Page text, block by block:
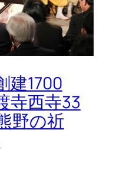
建1700
寺西寺33
野の祈